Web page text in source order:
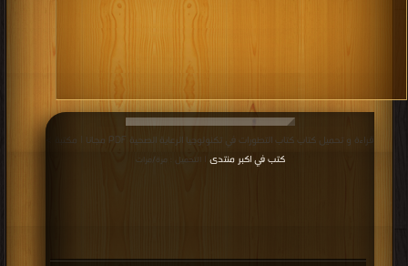
قراءة و تحميل كتاب كتاب التطورات في تكنولوجيا الرعاية الصحية PDF مجانا | مكتبة >
كتب في اكبر منتدى| التحميل : مرة/مرات